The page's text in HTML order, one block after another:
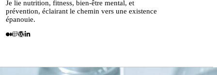
Je lie nutrition, fitness, bien-être mental, et
prévention, éclairant le chemin vers une existence
épanouie.